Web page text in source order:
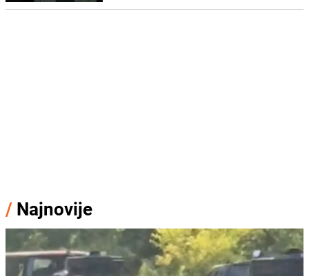
/ Najnovije